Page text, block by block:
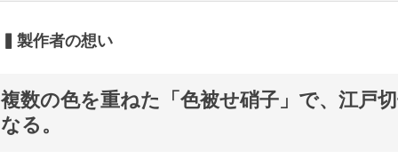
▍製作者の想い
複数の色を重ねた「色被せ硝子」で、江戸
なる。